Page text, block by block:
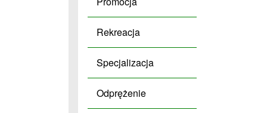
Rekreacja
Specjalizacja
Odprężenie